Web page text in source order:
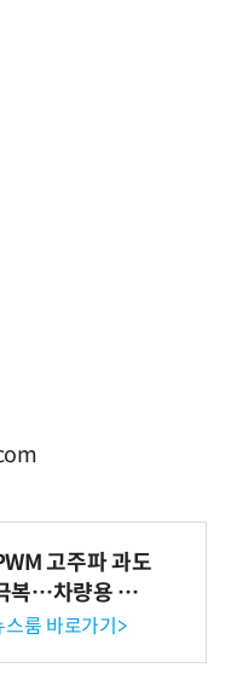
고주파 과도
복…차량용 전
기룸 바로가기>